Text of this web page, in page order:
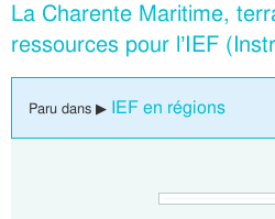
La Charente Maritime,
ressources pour l’IEF
Paru dans ▶ IEF en régions